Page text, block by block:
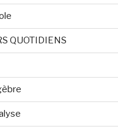
QUOTIDIENS